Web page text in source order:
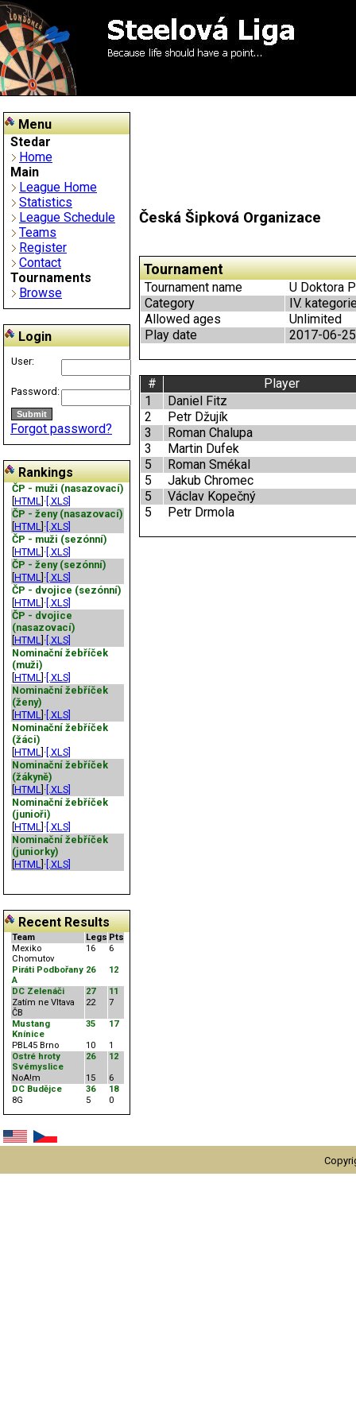
Menu
Stedar
Home
Main
League Home
Statistics
League Schedule
Teams
Register
Contact
Tournaments
Browse
Login
User:
Password:
Forgot password?
Rankings
ČP - muži (nasazovací)
HTML ]· [.XLS]
ČP - ženy (nasazovací)
HTML ]· [.XLS]
ČP - muži (sezónní)
HTML ]· [.XLS]
ČP - ženy (sezónní)
HTML ]· [.XLS]
ČP - dvojice (sezónní)
HTML ]· [.XLS]
ČP - dvojice
(nasazovací)
HTML ]· [.XLS]
Nominační žebříček
(muži)
HTML ]· [.XLS]
Nominační žebříček
(ženy)
HTML ]· [.XLS]
Nominační žebříček
(žáci)
HTML ]· [.XLS]
Nominační žebříček
(žákyně)
HTML ]· [.XLS]
Nominační žebříček
(junioři)
HTML ]· [.XLS]
Nominační žebříček
(juniorky)
HTML ]· [.XLS]
Recent Results
Team Legs Pts
Mexiko
Chomutov
16 6
Piráti Podbořany
A
26 12
DC Zelenáči 27
11
Zatím ne Vltava
ČB
22 7
Mustang
Knínice
35 17
PBL45 Brno 10
1
Ostré hroty
Svémyslice
26 12
NoA!m 15
6
DC Budějce
36
18
8G
5 0
Česká Šipková Organizace
Tournament
Tournament name
U Doktora
Category
IV.
Allowed ages
Unlimited
Play date
2017-06-25
#
Player
1
Daniel Fitz
2
Petr Džujík
3
Roman Chalupa
3
Martin Dufek
5
Roman Smékal
5
Jakub Chromec
5
Václav Kopečný
5
Petr Drmola